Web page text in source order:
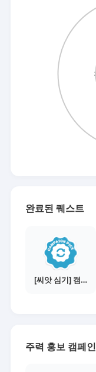
완료된 퀘스트
[씨앗 심기] 캠페인 전환하기
주력 홍보 캠페인